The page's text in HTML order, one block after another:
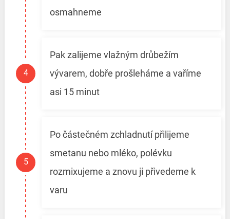
osmahneme
Pak zalijeme vlažným drůbežím
vývarem, dobře prošleháme a vaříme
asi 15 minut
Po částečném zchladnutí přilijeme
smetanu nebo mléko, polévku
rozmixujeme a znovu ji přivedeme k
varu